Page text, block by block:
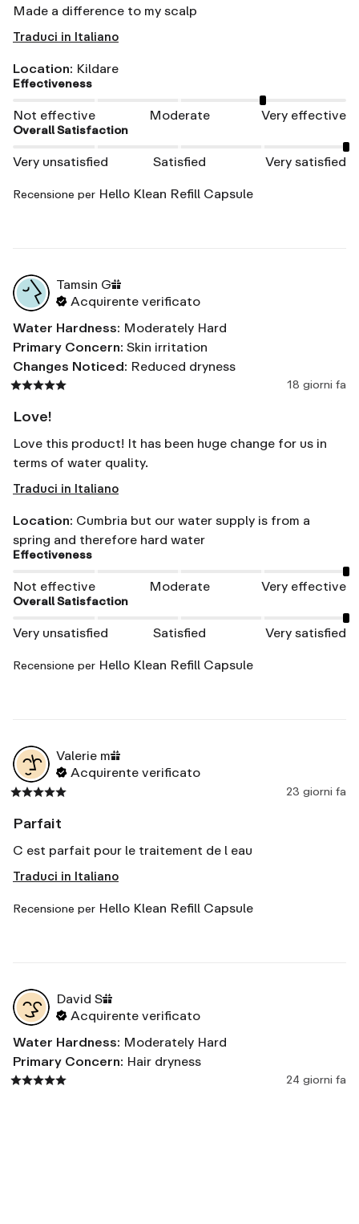
Made a difference to my scalp
Traduci in Italiano
Location: Kildare
Effectiveness
Not effective Moderate Very effective
Overall Satisfaction
Very unsatisfied Satisfied Very satisfied
Recensione per Hello Klean Refill Capsule
Tamsin G
Acquirente verificato
Water Hardness: Moderately Hard
Primary Concern: Skin irritation
Changes Noticed: Reduced dryness
18 giorni fa
Love!
Love this product! It has been huge change for us in
terms of water quality.
Traduci in Italiano
Location: Cumbria but our water supply is from a
spring and therefore hard water
Effectiveness
Not effective Moderate Very effective
Overall Satisfaction
Very unsatisfied Satisfied Very satisfied
Recensione per Hello Klean Refill Capsule
Valerie m
Acquirente verificato
23 giorni fa
Parfait
C est parfait pour le traitement de l eau
Traduci in Italiano
Recensione per Hello Klean Refill Capsule
David S
Acquirente verificato
Water Hardness: Moderately Hard
Primary Concern: Hair dryness
24 giorni fa